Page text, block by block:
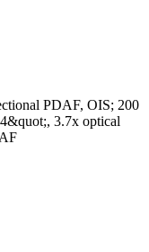
PDAF, OIS; 200
3.7x optical